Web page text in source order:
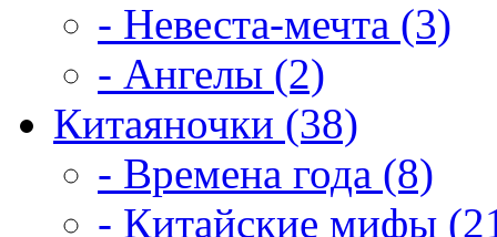
- Невеста-мечта (3)
- Ангелы (2)
Китаяночки (38)
- Времена года (8)
- Китайские мифы